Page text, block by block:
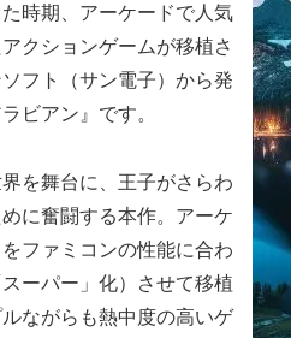
時期、アーケードで人気
クションゲームが移植さ
フト（サン電子）から発
ビアン』です。
を舞台に、王子がさらわ
に奮闘する本作。アーケ
ファミコンの性能に合わ
ーパー」化）させて移植
ながらも熱中度の高いゲ